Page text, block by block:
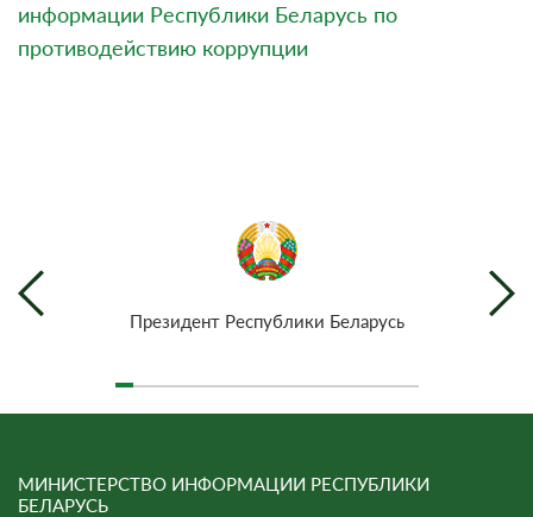
информации Республики Беларусь по
противодействию коррупции
Президент Республики Беларусь
МИНИСТЕРСТВО ИНФОРМАЦИИ РЕСПУБЛИКИ
БЕЛАРУСЬ